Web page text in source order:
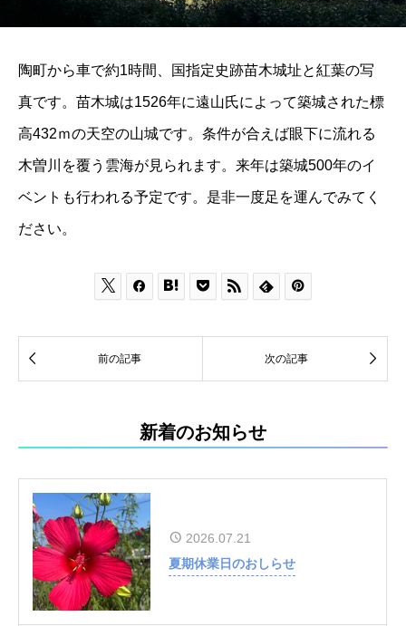
陶町から車で約1時間、国指定史跡苗木城址と紅葉の写
真です。苗木城は1526年に遠山氏によって築城された標
高432ｍの天空の山城です。条件が合えば眼下に流れる
木曽川を覆う雲海が見られます。来年は築城500年のイ
ベントも行われる予定です。是非一度足を運んでみてく
ださい。
      
 前の記事 次の記事 
新着のお知らせ
2026.07.21
夏期休業日のおしらせ